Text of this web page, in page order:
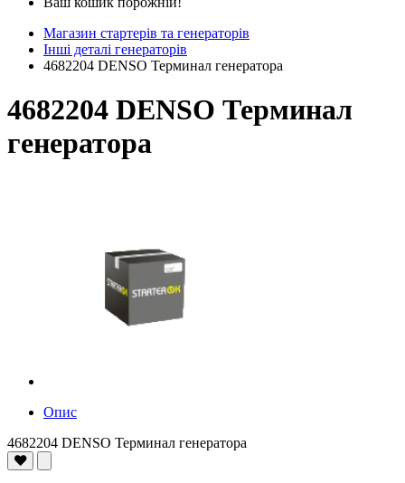
Магазин стартерів та генераторів
Інші деталі генераторів
4682204 DENSO Терминал генератора
4682204 DENSO Терминал
генератора
Опис
4682204 DENSO Терминал генератора